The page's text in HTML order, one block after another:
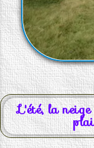
L'été, la